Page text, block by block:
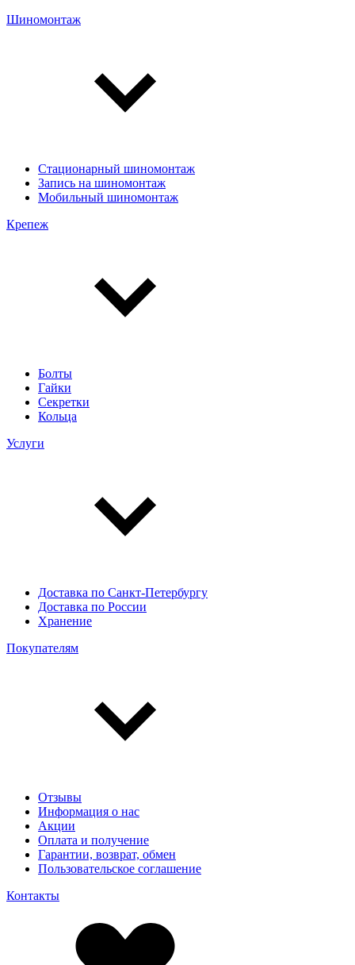
Шиномонтаж
Стационарный шиномонтаж
Запись на шиномонтаж
Мобильный шиномонтаж
Крепеж
Болты
Гайки
Секретки
Кольца
Услуги
Доставка по Санкт-Петербургу
Доставка по России
Хранение
Покупателям
Отзывы
Информация о нас
Акции
Оплата и получение
Гарантии, возврат, обмен
Пользовательское соглашение
Контакты